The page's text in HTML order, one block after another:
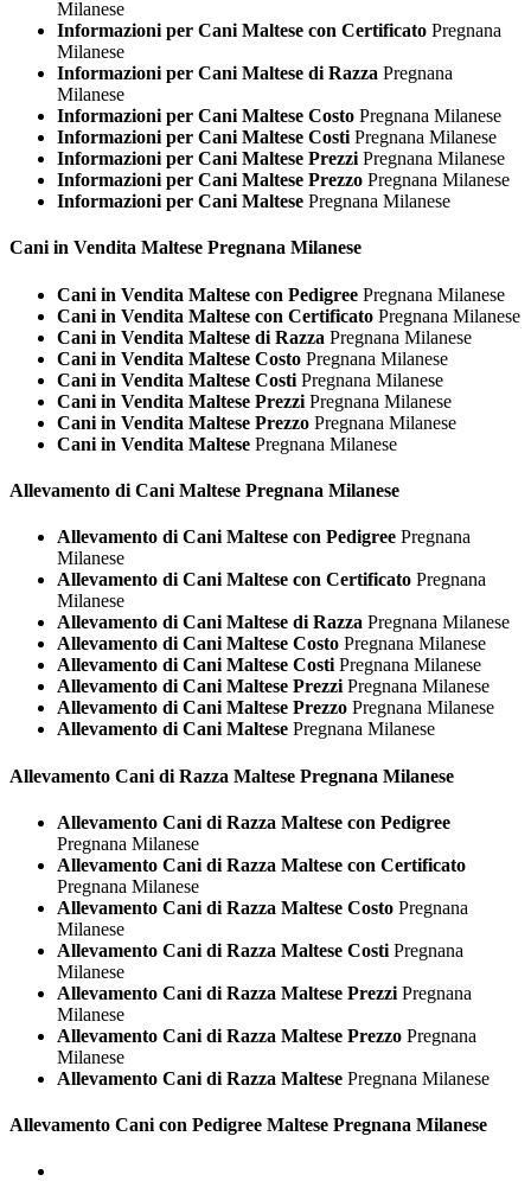
Milanese
Informazioni per Cani Maltese con Certificato Pregnana
Milanese
Informazioni per Cani Maltese di Razza Pregnana
Milanese
Informazioni per Cani Maltese Costo Pregnana Milanese
Informazioni per Cani Maltese Costi Pregnana Milanese
Informazioni per Cani Maltese Prezzi Pregnana Milanese
Informazioni per Cani Maltese Prezzo Pregnana Milanese
Informazioni per Cani Maltese Pregnana Milanese
Cani in Vendita Maltese Pregnana Milanese
Cani in Vendita Maltese con Pedigree Pregnana Milanese
Cani in Vendita Maltese con Certificato Pregnana Milanese
Cani in Vendita Maltese di Razza Pregnana Milanese
Cani in Vendita Maltese Costo Pregnana Milanese
Cani in Vendita Maltese Costi Pregnana Milanese
Cani in Vendita Maltese Prezzi Pregnana Milanese
Cani in Vendita Maltese Prezzo Pregnana Milanese
Cani in Vendita Maltese Pregnana Milanese
Allevamento di Cani Maltese Pregnana Milanese
Allevamento di Cani Maltese con Pedigree Pregnana
Milanese
Allevamento di Cani Maltese con Certificato Pregnana
Milanese
Allevamento di Cani Maltese di Razza Pregnana Milanese
Allevamento di Cani Maltese Costo Pregnana Milanese
Allevamento di Cani Maltese Costi Pregnana Milanese
Allevamento di Cani Maltese Prezzi Pregnana Milanese
Allevamento di Cani Maltese Prezzo Pregnana Milanese
Allevamento di Cani Maltese Pregnana Milanese
Allevamento Cani di Razza Maltese Pregnana Milanese
Allevamento Cani di Razza Maltese con Pedigree
Pregnana Milanese
Allevamento Cani di Razza Maltese con Certificato
Pregnana Milanese
Allevamento Cani di Razza Maltese Costo Pregnana
Milanese
Allevamento Cani di Razza Maltese Costi Pregnana
Milanese
Allevamento Cani di Razza Maltese Prezzi Pregnana
Milanese
Allevamento Cani di Razza Maltese Prezzo Pregnana
Milanese
Allevamento Cani di Razza Maltese Pregnana Milanese
Allevamento Cani con Pedigree Maltese Pregnana Milanese